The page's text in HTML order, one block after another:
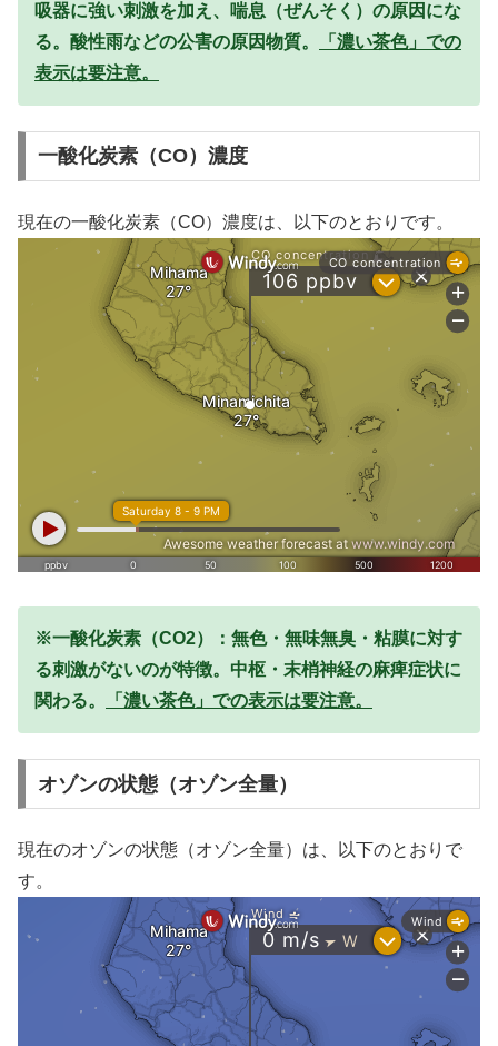
吸器に強い刺激を加え、喘息（ぜんそく）の原因にな
る。酸性雨などの公害の原因物質。
「濃い茶色」での
表示は要注意。
一酸化炭素（CO）濃度
現在の一酸化炭素（CO）濃度は、以下のとおりです。
※一酸化炭素（CO2）：無色・無味無臭・粘膜に対す
る刺激がないのが特徴。中枢・末梢神経の麻痺症状に
関わる。
「濃い茶色」での表示は要注意。
オゾンの状態（オゾン全量）
現在のオゾンの状態（オゾン全量）は、以下のとおりで
す。